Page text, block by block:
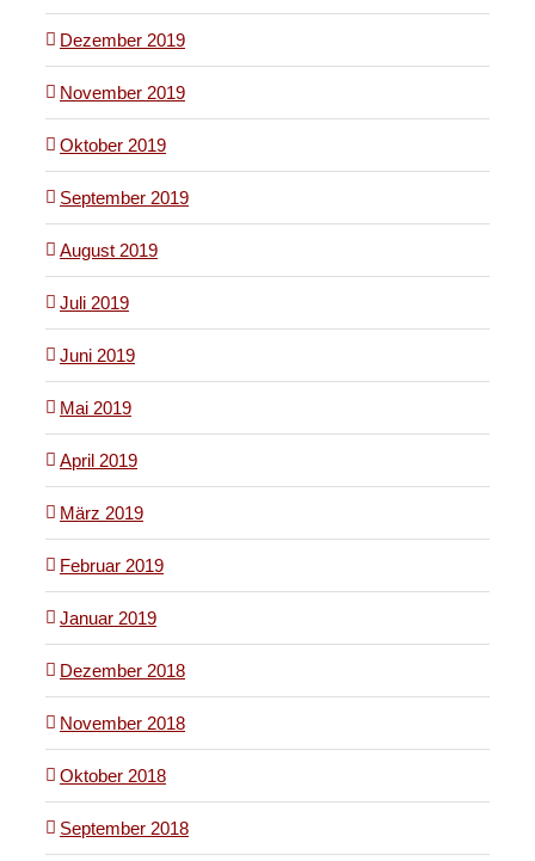
Dezember 2019
November 2019
Oktober 2019
September 2019
August 2019
Juli 2019
Juni 2019
Mai 2019
April 2019
März 2019
Februar 2019
Januar 2019
Dezember 2018
November 2018
Oktober 2018
September 2018